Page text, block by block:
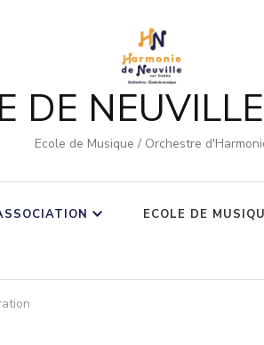
DE
Ecole de Musique / Orchestre
ECOLE DE